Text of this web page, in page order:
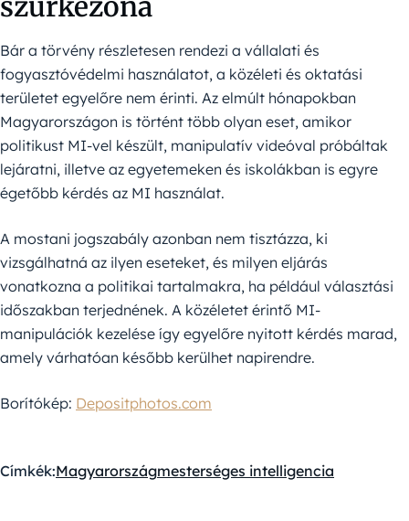
szürkezóna
Bár a törvény részletesen rendezi a vállalati és
fogyasztóvédelmi használatot, a közéleti és oktatási
területet egyelőre nem érinti. Az elmúlt hónapokban
Magyarországon is történt több olyan eset, amikor
politikust MI-vel készült, manipulatív videóval próbáltak
lejáratni, illetve az egyetemeken és iskolákban is egyre
égetőbb kérdés az MI használat.
A mostani jogszabály azonban nem tisztázza, ki
vizsgálhatná az ilyen eseteket, és milyen eljárás
vonatkozna a politikai tartalmakra, ha például választási
időszakban terjednének. A közéletet érintő MI-
manipulációk kezelése így egyelőre nyitott kérdés marad,
amely várhatóan később kerülhet napirendre.
Borítókép: Depositphotos.com
Címkék:Magyarországmesterséges intelligencia